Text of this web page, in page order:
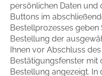
Zum Titel
persönlichen Daten und
Buttons im
Bestellprozesses geben
Bestellung der
Ihnen vor Abschluss
Bestätigungsfenster mit
Bestellung angezeigt. In